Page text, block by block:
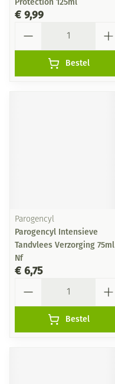
Protection 125ml
€ 9,99
Bestel
Parogencyl
Parogencyl Intensieve
Tandvlees Verzorging 75ml
Nf
€ 6,75
Bestel